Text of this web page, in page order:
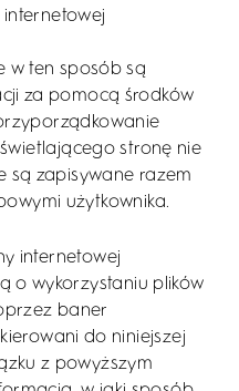
internetowej
w ten sposób są
za pomocą środków
stronę nie
są zapisywane razem
użytkownika.
internetowej
o wykorzystaniu plików
baner
do niniejszej
z powyższym